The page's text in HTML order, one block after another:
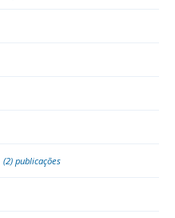
(2) publicações